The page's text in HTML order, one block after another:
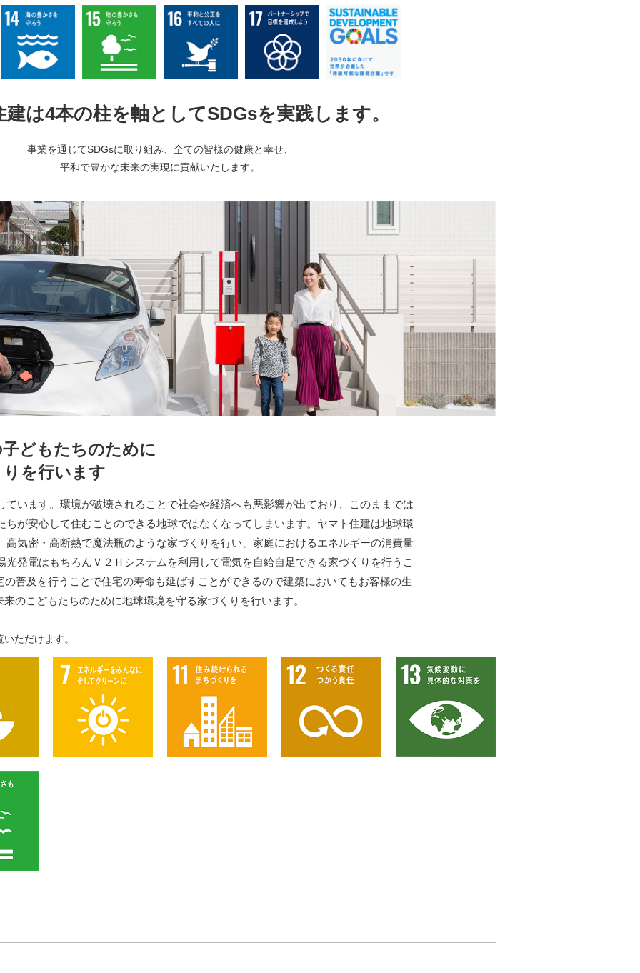
建は4本の柱を軸としてSDGsを実践します。
事業を通じてSDGsに取り組み、全ての皆様の健康と幸せ、
平和で豊かな未来の実現に貢献いたします。
どもたちのために
を行います
います。環境が破壊されることで社会や経済へも悪影響が出ており、このままでは
ちが安心して住むことのできる地球ではなくなってしまいます。ヤマト住建は地球環
高気密・高断熱で魔法瓶のような家づくりを行い、家庭におけるエネルギーの消費量
発電はもちろんＶ２Ｈシステムを利用して電気を自給自足できる家づくりを行うこ
普及を行うことで住宅の寿命も延ばすことができるので建築においてもお客様の生
のこどもたちのために地球環境を守る家づくりを行います。
ただけます。